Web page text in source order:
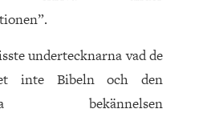
undertecknarna vad de
inte Bibeln och den
bekännelsen